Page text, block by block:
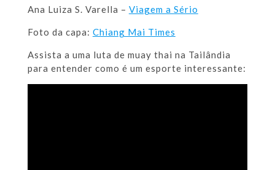
Ana Luiza S. Varella – Viagem a Sério
Foto da capa: Chiang Mai Times
Assista a uma luta de muay thai na Tailândia
para entender como é um esporte interessante: